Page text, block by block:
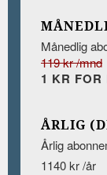
Månedlig
119 kr /mnd
ÅRLIG
Årlig
1140 kr /år